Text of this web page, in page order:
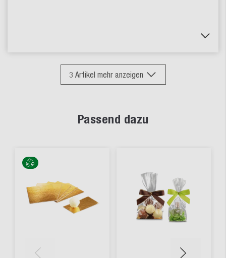
3 Artikel mehr anzeigen
Passend dazu